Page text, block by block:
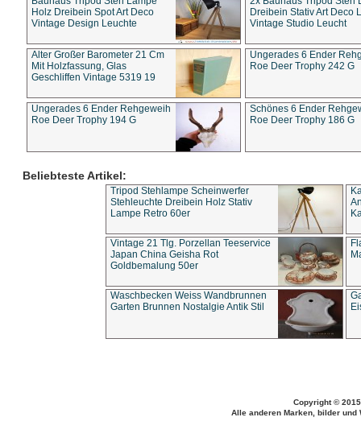
Holz Dreibein Spot Art Deco
Vintage Design Leuchte
Dreibein Stativ Art Deco
Vintage Studio Leucht
Alter Großer Barometer 21 Cm
Mit Holzfassung, Glas
Geschliffen Vintage 5319 19
Ungerades 6 Ender
Roe Deer Trophy 242 G
Ungerades 6 Ender Rehgeweih
Roe Deer Trophy 194 G
Schönes 6 Ender
Roe Deer Trophy 186 G
Beliebteste Artikel:
Tripod Stehlampe Scheinwerfer
Stehleuchte Dreibein Holz Stativ
Lampe Retro 60er
Vintage 21 Tlg. Porzellan Teeservice
Japan China Geisha Rot
Goldbemalung 50er
Waschbecken Weiss Wandbrunnen
Garten Brunnen Nostalgie Antik Stil
Copyright ©
Alle anderen Marken, bilder und